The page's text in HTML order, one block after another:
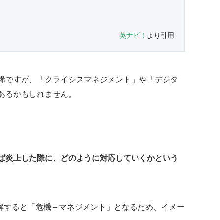
英ナビ！ より引用
すが、「クライシスマネジメント」や「デジタ
かもしれません。
炎上した際に、どのように対応していくかという
ると「危機＋マネジメント」となるため、イメー